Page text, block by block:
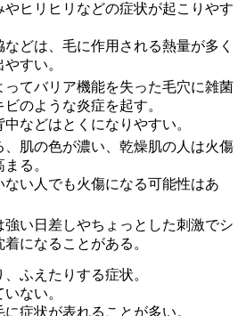
やヒリヒリなどの症状が起こりやす
どは、毛に作用される熱量が多く
すい。
ってバリア機能を失った毛穴に雑菌
のような炎症を起す。
などはとくになりやすい。
、肌の色が濃い、乾燥肌の人は火傷
る。
ない人でも火傷になる可能性はあ
強い日差しやちょっとした刺激でシ
になることがある。
ふえたりする症状。
ない。
症状が表れることが多い。